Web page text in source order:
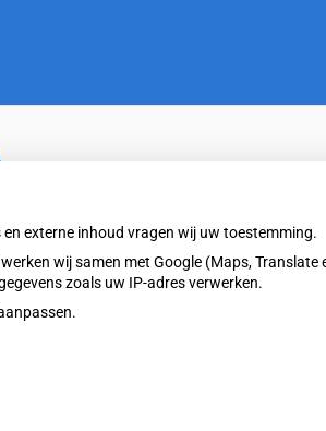
is om dit te zien.
wijzigen
externe inhoud vragen wij uw toestemming.
wij samen met Google (Maps, Translate
zoals uw IP-adres verwerken.